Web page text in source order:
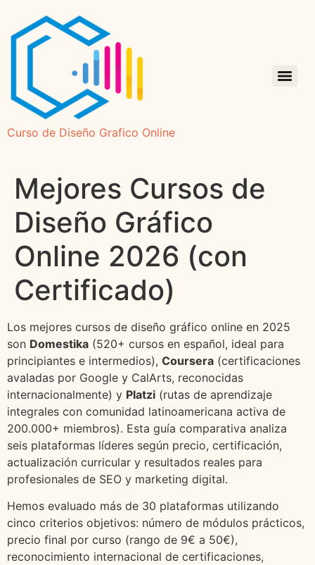
Curso de Diseño Grafico Online
Mejores Cursos de
Diseño Gráfico
Online 2026 (con
Certificado)
Los mejores cursos de diseño gráfico online en 2025
son Domestika (520+ cursos en español, ideal para
principiantes e intermedios), Coursera (certificaciones
avaladas por Google y CalArts, reconocidas
internacionalmente) y Platzi (rutas de aprendizaje
integrales con comunidad latinoamericana activa de
200.000+ miembros). Esta guía comparativa analiza
seis plataformas líderes según precio, certificación,
actualización curricular y resultados reales para
profesionales de SEO y marketing digital.
Hemos evaluado más de 30 plataformas utilizando
cinco criterios objetivos: número de módulos prácticos,
precio final por curso (rango de 9€ a 50€),
reconocimiento internacional de certificaciones,